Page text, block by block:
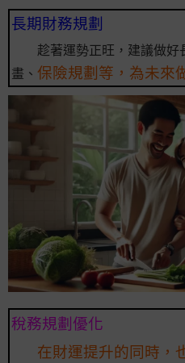
長期財務規劃
趁著運勢正旺，建議做
畫、 保險規劃等，為未來
稅務規劃優化
在財運提升的同時，